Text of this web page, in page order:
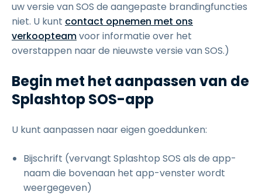
uw versie van SOS de aangepaste brandingfuncties
niet. U kunt contact opnemen met ons
verkoopteamvoor informatie over het
overstappen naar de nieuwste versie van SOS.)
Begin met het aanpassen van de
Splashtop SOS-app
U kunt aanpassen naar eigen goeddunken:
Bijschrift (vervangt Splashtop SOS als de app-
naam die bovenaan het app-venster wordt
weergegeven)